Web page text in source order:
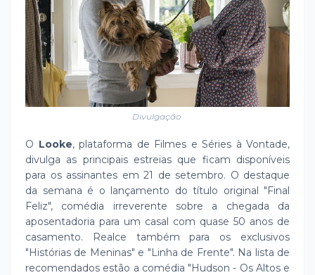
Divulgação
O Looke, plataforma de Filmes e Séries à Vontade,
divulga as principais estreias que ficam disponíveis
para os assinantes em 21 de setembro. O destaque
da semana é o lançamento do título original "Final
Feliz", comédia irreverente sobre a chegada da
aposentadoria para um casal com quase 50 anos de
casamento. Realce também para os exclusivos
"Histórias de Meninas" e "Linha de Frente". Na lista de
recomendados estão a comédia "Hudson - Os Altos e